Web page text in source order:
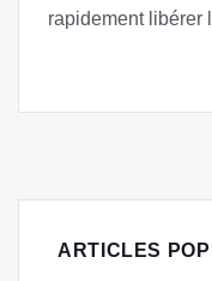
rapidement libérer
ARTICLES